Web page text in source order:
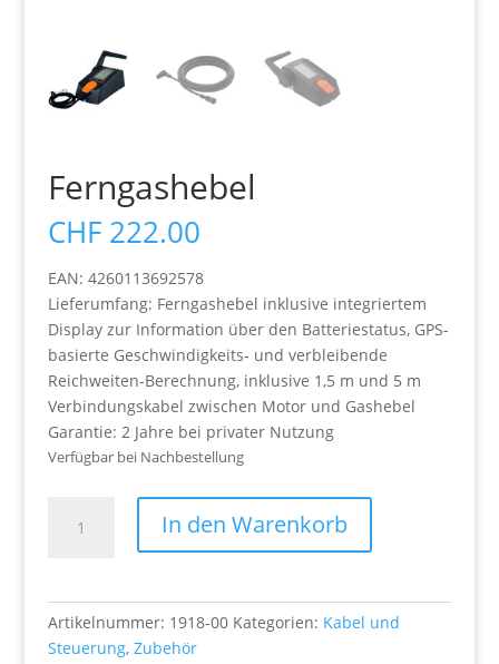
Ferngashebel
CHF 222.00
EAN: 4260113692578
Lieferumfang: Ferngashebel inklusive integriertem
Display zur Information über den Batteriestatus, GPS-
basierte Geschwindigkeits- und verbleibende
Reichweiten-Berechnung, inklusive 1,5 m und 5 m
Verbindungskabel zwischen Motor und Gashebel
Garantie: 2 Jahre bei privater Nutzung
Verfügbar bei Nachbestellung
Menge
In den Warenkorb
Artikelnummer: 1918-00 Kategorien: Kabel und
Steuerung, Zubehör